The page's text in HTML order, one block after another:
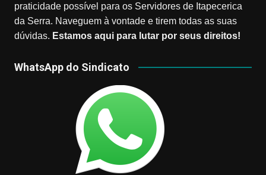
praticidade possível para os Servidores de Itapecerica
da Serra. Naveguem à vontade e tirem todas as suas
dúvidas. Estamos aqui para lutar por seus direitos!
WhatsApp do Sindicato